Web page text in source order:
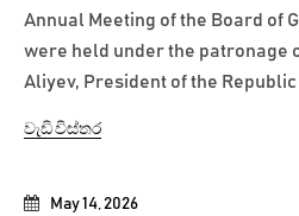
May 14, 2026
Annual Meeting of the Board of
were held under the patronage
Aliyev, President of the Republic
වැඩි විස්තර